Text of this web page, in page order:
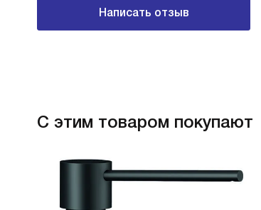
Написать отзыв
С этим товаром покупают